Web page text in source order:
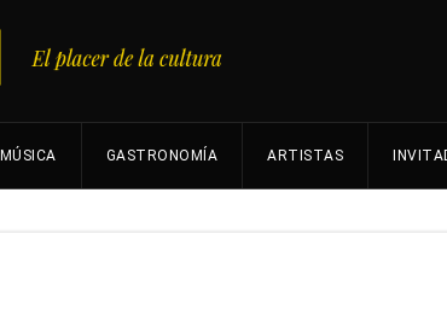
MÚSICA GASTRONOMÍA ARTISTAS